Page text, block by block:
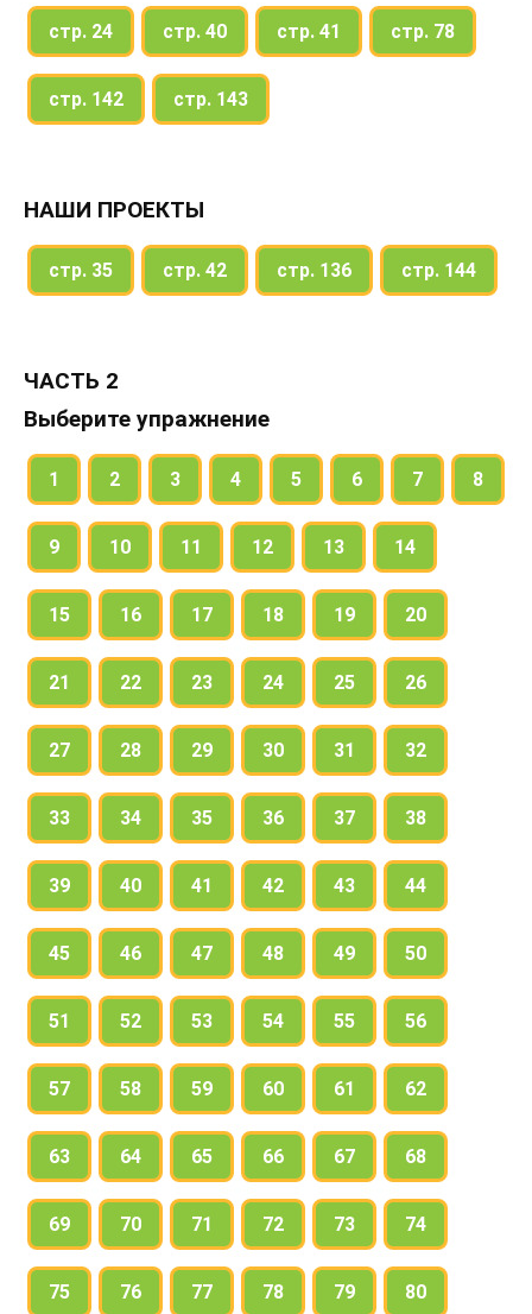
стр. 24 стр. 40 стр. 41 стр. 78
стр. 142 стр. 143
НАШИ ПРОЕКТЫ
стр. 35 стр. 42 стр. 136 стр. 144
ЧАСТЬ 2
Выберите упражнение
1 2 3 4 5 6 7 8
9 10 11 12 13 14
15 16 17 18 19 20
21 22 23 24 25 26
27 28 29 30 31 32
33 34 35 36 37 38
39 40 41 42 43 44
45 46 47 48 49 50
51 52 53 54 55 56
57 58 59 60 61 62
63 64 65 66 67 68
69 70 71 72 73 74
75 76 77 78 79 80